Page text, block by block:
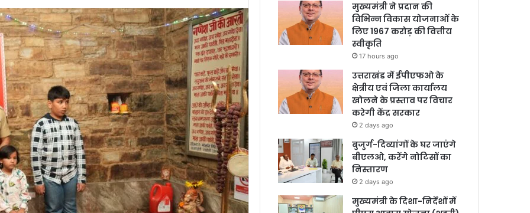
मुख्यमंत्री ने प्रदान की
विभिन्न विकास योजनाओं के
लिए 1967 करोड़ की वित्तीय
स्वीकृति
17 hours ago
उत्तराखंड में ईपीएफओ के
क्षेत्रीय एवं जिला कार्यालय
खोलने के प्रस्ताव पर विचार
करेगी केंद्र सरकार
2 days ago
बुजुर्ग-दिव्यांगों के घर जाएंगे
बीएलओ, करेंगे नोटिसों का
निस्तारण
2 days ago
मुख्यमंत्री के दिशा-निर्देशों में